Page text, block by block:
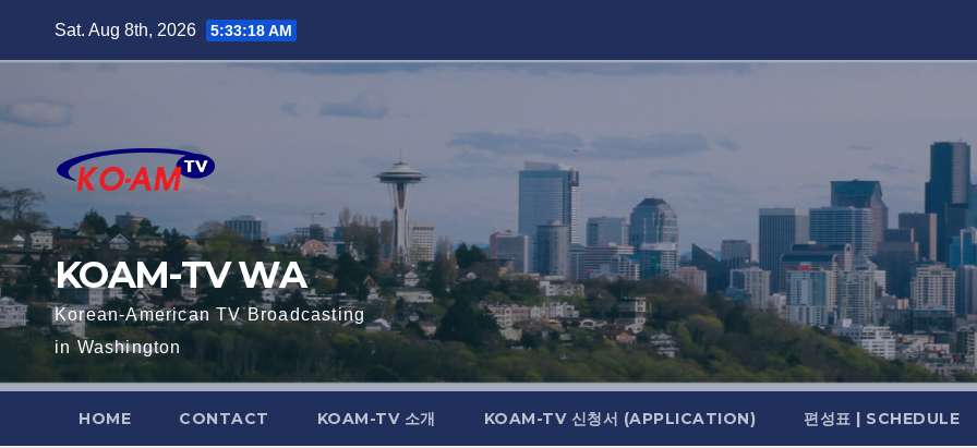
Sat. Aug 8th, 2026 5:33:19 AM
KOAM-TV WA
Korean-American TV Broadcasting
in Washington
HOME CONTACT KOAM-TV 소개 KOAM-TV 신청서 (APPLICATION) 편성표 | SCHEDULE